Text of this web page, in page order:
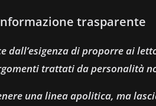
trasparente
dall’esigenza di proporre ai
trattati da personalità
una linea apolitica, ma